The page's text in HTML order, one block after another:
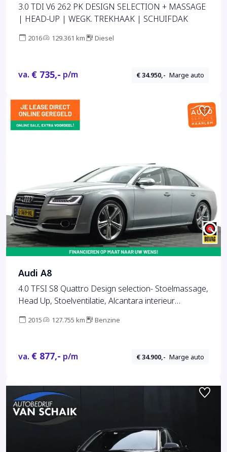
3.0 TDI V6 262 PK DESIGN SELECTION + MASSAGE
| HEAD-UP | WEGK. TREKHAAK | SCHUIFDAK
2016 129.361 km Diesel
va. € 735,- p/m € 34.950,- Marge auto
Audi A8
4.0 TFSI S8 Quattro Design selection- Stoelmassage,
Head Up, Stoelventilatie, Alcantara interieur
2015 127.755 km Benzine
va. € 877,- p/m € 34.900,- Marge auto